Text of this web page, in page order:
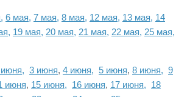
6 мая, 7 мая, 8 мая, 12 мая, 13 мая, 14
19 мая, 20 мая, 21 мая, 22 мая, 25 мая,
3 июня, 4 июня, 5 июня, 8 июня, 9
июня, 15 июня, 16 июня, 17 июня, 18